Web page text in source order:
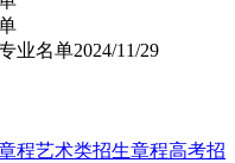
业名单2024/11/29
程艺术类招生章程高考招